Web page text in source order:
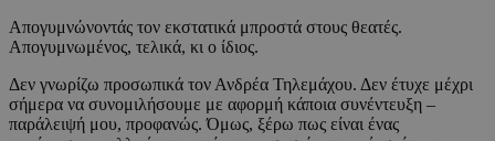
Απογυμνώνοντάς τον εκστατικά μπροστά στους θεατές.
Απογυμνωμένος, τελικά, κι ο ίδιος.
Δεν γνωρίζω προσωπικά τον Ανδρέα Τηλεμάχου. Δεν έτυχε μέχρι
σήμερα να συνομιλήσουμε με αφορμή κάποια συνέντευξη –
παράλειψή μου, προφανώς. Όμως, ξέρω πως είναι ένας